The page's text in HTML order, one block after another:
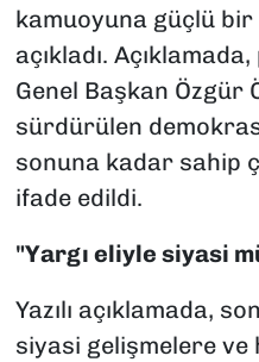
kamuoyuna güçlü
açıkladı.
Genel Başkan Özgür
sürdürülen
sonuna kadar sahip
ifade edildi.
"Yargı eliyle siyasi
Yazılı açıklamada,
siyasi gelişmelere